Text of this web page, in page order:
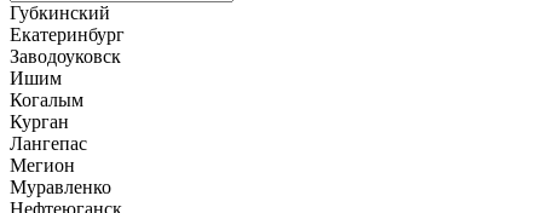
Губкинский
Екатеринбург
Заводоуковск
Ишим
Когалым
Курган
Лангепас
Мегион
Муравленко
Нефтеюганск